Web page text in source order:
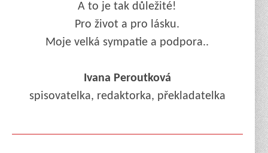
A to je tak důležité!
Pro život a pro lásku.
Moje velká sympatie a podpora..
Ivana Peroutková
spisovatelka, redaktorka, překladatelka